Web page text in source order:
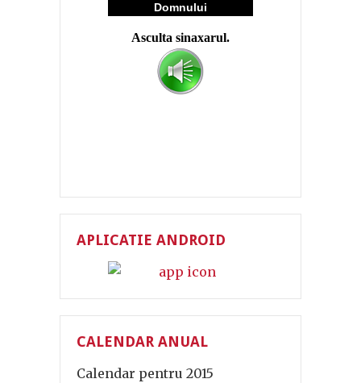
APLICATIE ANDROID
CALENDAR ANUAL
Calendar pentru 2015